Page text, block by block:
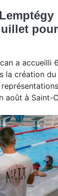
a accueilli
la création
août à Saint-